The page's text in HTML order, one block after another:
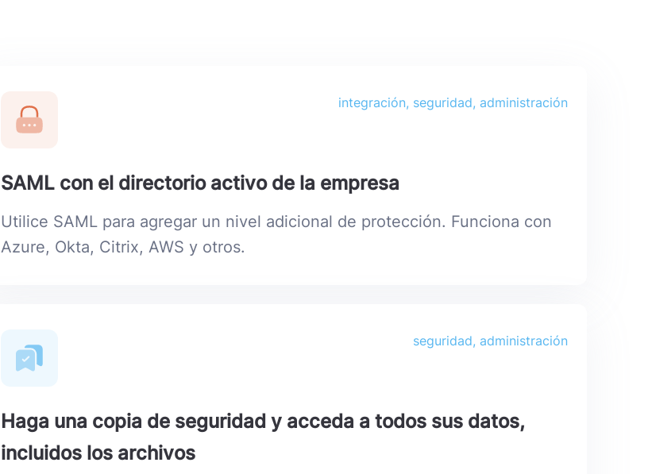
integración, seguridad, administración
SAML con el directorio activo de la empresa
Utilice SAML para agregar un nivel adicional de protección. Funciona con
Azure, Okta, Citrix, AWS y otros.
seguridad, administración
Haga una copia de seguridad y acceda a todos sus datos,
incluidos los archivos